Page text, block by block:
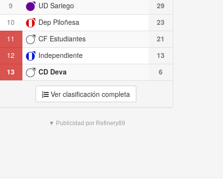
9
UD Sariego
29
10
Dep Piloñesa
23
11
CF Estudiantes
21
12
Independiente
13
13
CD Deva 6
Ver clasificación completa
▼ Publicidad por Refinery89